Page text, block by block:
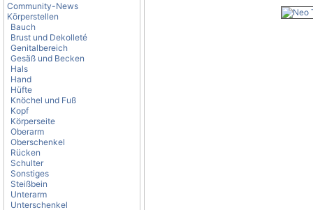
Community-News
Körperstellen
Bauch
Brust und Dekolleté
Genitalbereich
Gesäß und Becken
Hals
Hand
Hüfte
Knöchel und Fuß
Kopf
Körperseite
Oberarm
Oberschenkel
Rücken
Schulter
Sonstiges
Steißbein
Unterarm
Unterschenkel